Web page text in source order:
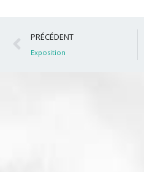
Précédent
PRÉCÉDENT
Exposition